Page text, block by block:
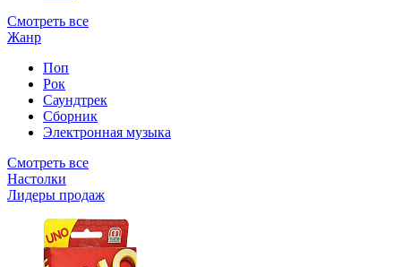
Смотреть все
Жанр
Поп
Рок
Саундтрек
Сборник
Электронная музыка
Смотреть все
Настолки
Лидеры продаж